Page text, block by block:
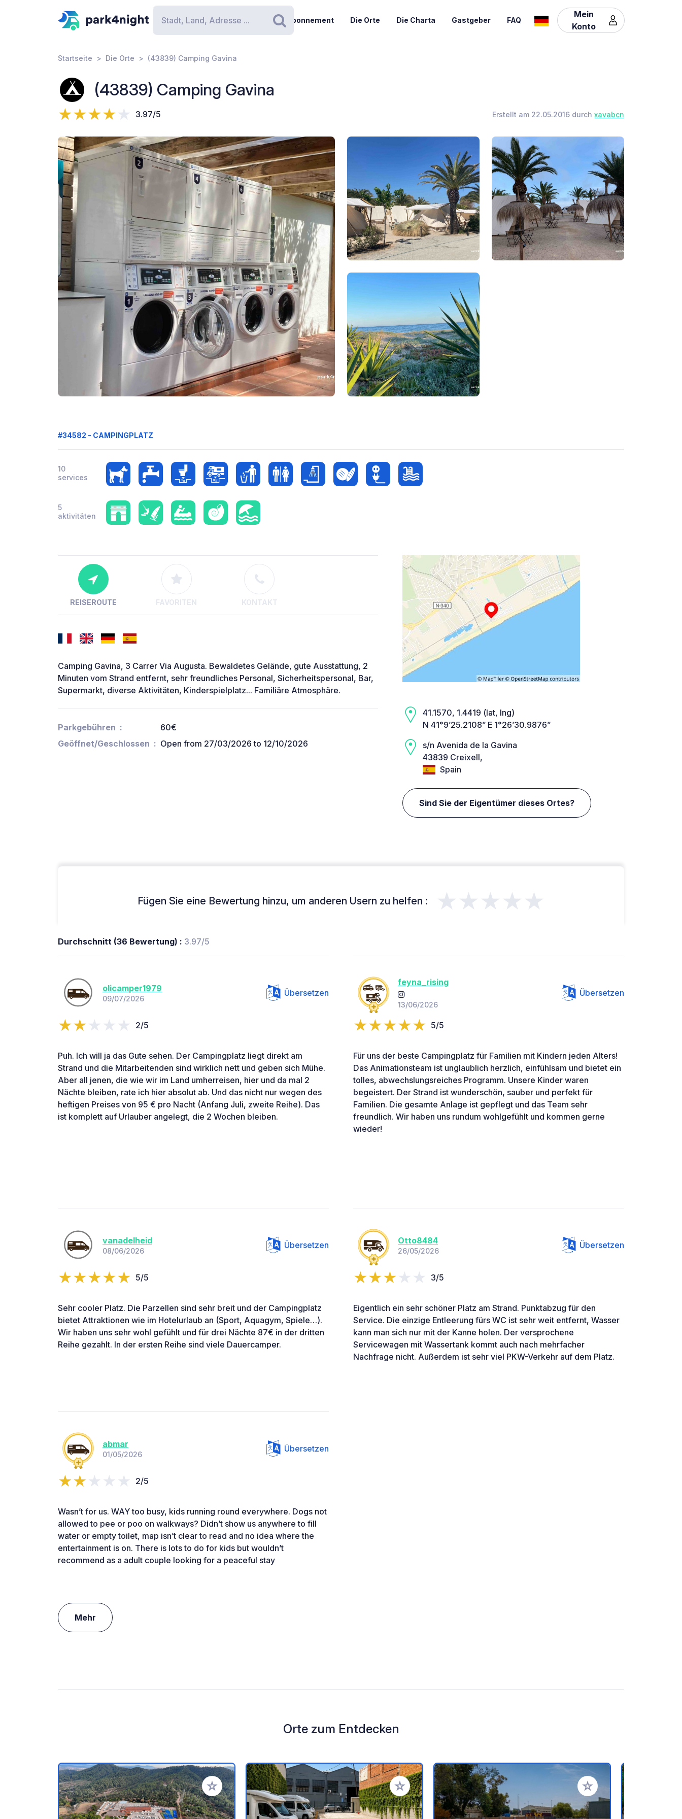
Suchen
Abonnement Die Orte Die Charta Gastgeber FAQ
Mein
Konto
Startseite Die Orte (43839) Camping Gavina
(43839) Camping Gavina
3.97/5 Erstellt am 22.05.2016 durch xavabcn
#34582 - CAMPINGPLATZ
10
services
5
aktivitäten
REISEROUTE FAVORITEN KONTAKT
Camping Gavina, 3 Carrer Via Augusta. Bewaldetes Gelände, gute Ausstattung, 2
Minuten vom Strand entfernt, sehr freundliches Personal, Sicherheitspersonal, Bar,
Supermarkt, diverse Aktivitäten, Kinderspielplatz... Familiäre Atmosphäre.
Parkgebühren
60€
Geöffnet/Geschlossen
Open from 27/03/2026 to 12/10/2026
41.1570, 1.4419 (lat, lng)
N 41°9’25.2108” E 1°26’30.9876”
s/n Avenida de la Gavina
43839 Creixell,
Spain
Sind Sie der Eigentümer dieses Ortes?
Fügen Sie eine Bewertung hinzu, um anderen Usern zu helfen : ★★★★★
Durchschnitt (36 Bewertung) : 3.97/5
olicamper1979
09/07/2026
Übersetzen
2/5
Puh. Ich will ja das Gute sehen. Der Campingplatz liegt direkt am
Strand und die Mitarbeitenden sind wirklich nett und geben sich Mühe.
Aber all jenen, die wie wir im Land umherreisen, hier und da mal 2
Nächte bleiben, rate ich hier absolut ab. Und das nicht nur wegen des
heftigen Preises von 95 € pro Nacht (Anfang Juli, zweite Reihe). Das
ist komplett auf Urlauber angelegt, die 2 Wochen bleiben.
feyna_rising
13/06/2026
Übersetzen
5/5
Für uns der beste Campingplatz für Familien mit Kindern jeden Alters!
Das Animationsteam ist unglaublich herzlich, einfühlsam und bietet ein
tolles, abwechslungsreiches Programm. Unsere Kinder waren
begeistert. Der Strand ist wunderschön, sauber und perfekt für
Familien. Die gesamte Anlage ist gepflegt und das Team sehr
freundlich. Wir haben uns rundum wohlgefühlt und kommen gerne
wieder!
vanadelheid
08/06/2026
Übersetzen
5/5
Sehr cooler Platz. Die Parzellen sind sehr breit und der Campingplatz
bietet Attraktionen wie im Hotelurlaub an (Sport, Aquagym, Spiele…).
Wir haben uns sehr wohl gefühlt und für drei Nächte 87€ in der dritten
Reihe gezahlt. In der ersten Reihe sind viele Dauercamper.
Otto8484
26/05/2026
Übersetzen
3/5
Eigentlich ein sehr schöner Platz am Strand. Punktabzug für den
Service. Die einzige Entleerung fürs WC ist sehr weit entfernt, Wasser
kann man sich nur mit der Kanne holen. Der versprochene
Servicewagen mit Wassertank kommt auch nach mehrfacher
Nachfrage nicht. Außerdem ist sehr viel PKW-Verkehr auf dem Platz.
abmar
01/05/2026
Übersetzen
2/5
Wasn’t for us. WAY too busy, kids running round everywhere. Dogs not
allowed to pee or poo on walkways? Didn’t show us anywhere to fill
water or empty toilet, map isn’t clear to read and no idea where the
entertainment is on. There is lots to do for kids but wouldn’t
recommend as a adult couple looking for a peaceful stay
Mehr
Orte zum Entdecken
Zu Ihren Favoriten hinzufügen Zu Ihren Favoriten hinzufügen Zu Ihren Favoriten